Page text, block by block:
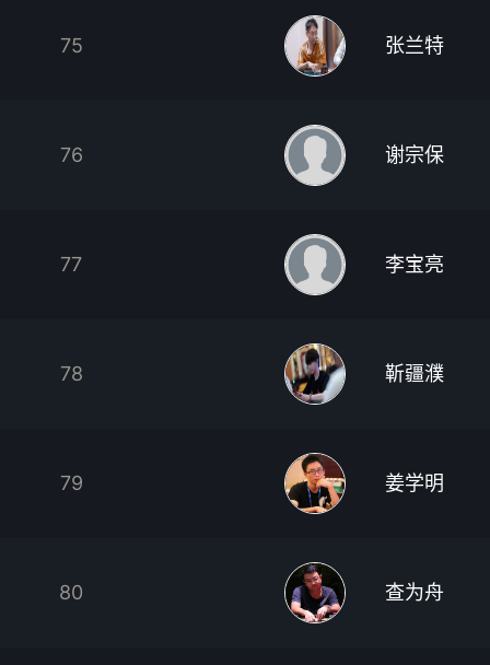
75 张兰特
76 谢宗保
77 李宝亮
78 靳疆濮
79 姜学明
80 查为舟